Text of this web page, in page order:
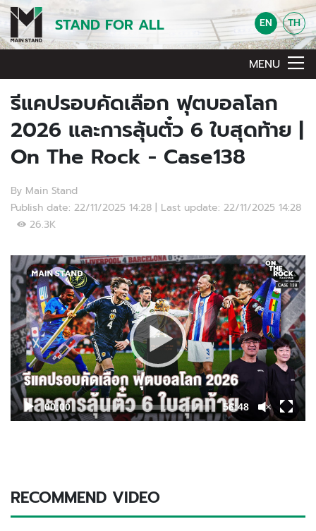
STAND FOR ALL EN TH
MENU
รีแคปรอบคัดเลือก ฟุตบอลโลก
2026 และการลุ้นตั๋ว 6 ใบสุดท้าย |
On The Rock - Case138
By Main Stand
Publish date: 22/11/2025 14:28 | Last update: 22/11/2025 14:28
26.3K
Video Player
00:00 56:48
RECOMMEND VIDEO